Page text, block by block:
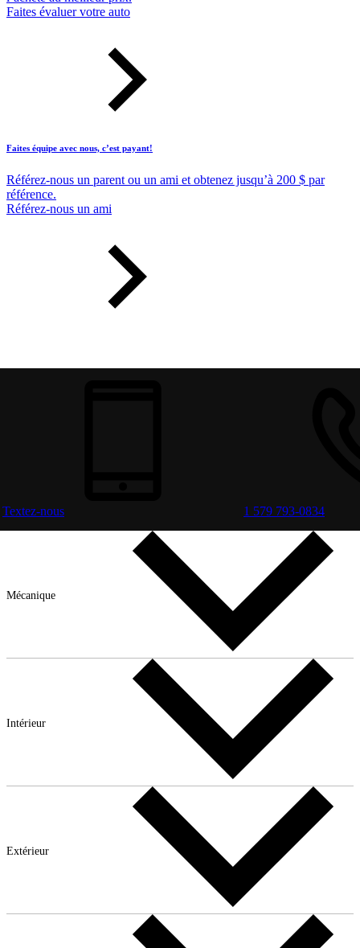
Faites évaluer votre auto
Faites équipe avec nous, c’est payant!
Référez-nous un parent ou un ami et obtenez jusqu’à 200 $ par
référence.
Référez-nous un ami
Textez-nous 1 579 793-0834
Mécanique
Intérieur
Extérieur